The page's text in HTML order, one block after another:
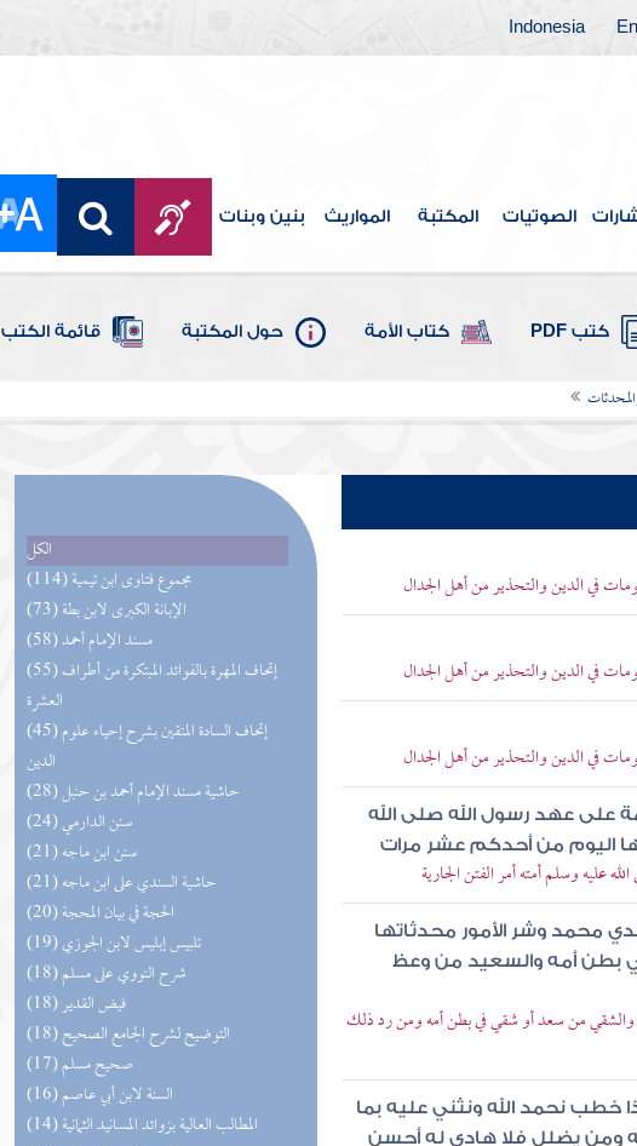
Indonesia
الصوتيات المكتبة المواريث بنين وبنات
كتب PDF كتاب الأمة حول المكتبة قائمة الكتب
الكل
(114) مجموع فتاوى ابن تيمية
(73) الإبانة الكبرى لابن بطة
(58) مسند الإمام أحمد
(55) إتحاف المهرة بالفوائد المبتكرة من أطراف
العشرة
(45) إتحاف السادة المتقين بشرح إحياء علوم
الدين
(28) حاشية مسند الإمام أحمد بن حنبل
(24) سنن الدارمي
(21) سنن ابن ماجه
(21) حاشية السندي على ابن ماجه
(20) الحجة في بيان المحجة
(19) تلبيس إبليس لابن الجوزي
(18) شرح النووي على مسلم
(18) فيض القدير
(18) التوضيح لشرح الجامع الصحيح
(17) صحيح مسلم
(16) السنة لابن أبي عاصم
(14) المطالب العالية بزوائد المسانيد الثمانية
في الدين والتحذير من أهل الجدال
في الدين والتحذير من أهل الجدال
في الدين والتحذير من أهل الجدال
على عهد رسول الله صلى الله
اليوم من أحدكم عشر مرات
عليه وسلم أمته أمر الفتن الجارية
محمد وشر الأمور محدثاتها
بطن أمه والسعيد من وعظ
والشقي من سعد أو شقي في بطن أمه ومن رد ذلك
خطب نحمد الله ونثني عليه بما
ومن يضلل فلا هادي له أحسن